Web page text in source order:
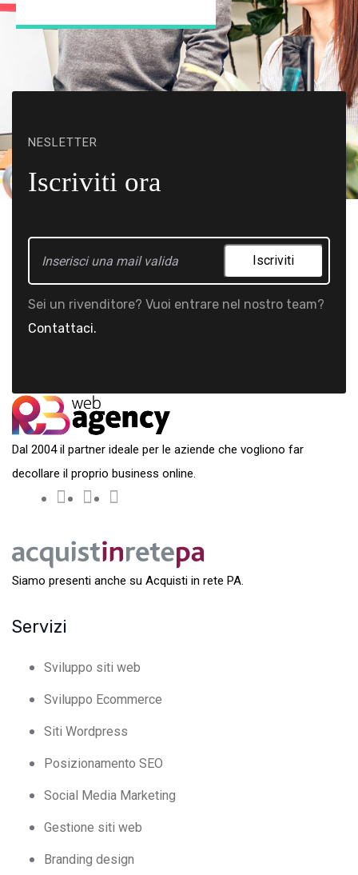
NESLETTER
Iscriviti ora
Iscriviti
Sei un rivenditore? Vuoi entrare nel nostro team?
Contattaci.
Dal 2004 il partner ideale per le aziende che vogliono far
decollare il proprio business online.
Siamo presenti anche su Acquisti in rete PA.
Servizi
Sviluppo siti web
Sviluppo Ecommerce
Siti Wordpress
Posizionamento SEO
Social Media Marketing
Gestione siti web
Branding design